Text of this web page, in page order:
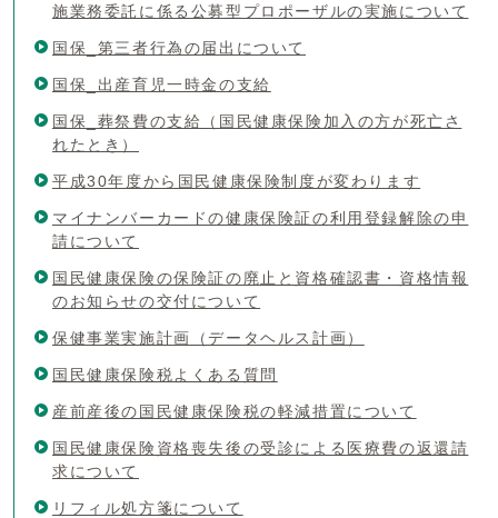
施業務委託に係る公募型プロポーザルの実施について
国保_第三者行為の届出について
国保_出産育児一時金の支給
国保_葬祭費の支給（国民健康保険加入の方が死亡さ
れたとき）
平成30年度から国民健康保険制度が変わります
マイナンバーカードの健康保険証の利用登録解除の申
請について
国民健康保険の保険証の廃止と資格確認書・資格情報
のお知らせの交付について
保健事業実施計画（データヘルス計画）
国民健康保険税よくある質問
産前産後の国民健康保険税の軽減措置について
国民健康保険資格喪失後の受診による医療費の返還請
求について
リフィル処方箋について